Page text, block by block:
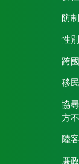
防
性
跨
移
協
方
陸
廉